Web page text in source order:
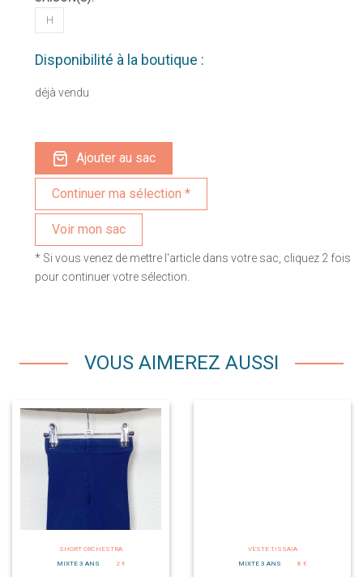
H
Disponibilité à la boutique :
déjà vendu
Ajouter au sac
Voir mon sac
* Si vous venez de mettre l'article dans votre sac, cliquez 2 fois
pour continuer votre sélection.
VOUS AIMEREZ AUSSI
SHORT ORCHESTRA
MIXTE 3 ANS
2 €
VESTE TISSAIA
MIXTE 3 ANS
8 €